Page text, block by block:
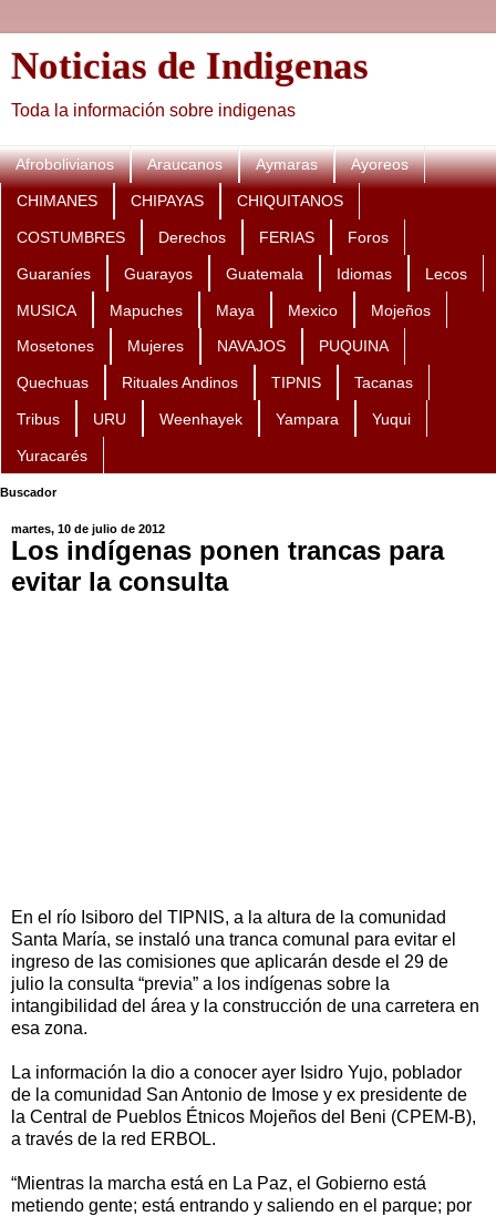
Noticias de Indigenas
Toda la información sobre indigenas
Afrobolivianos Araucanos Aymaras Ayoreos
CHIMANES CHIPAYAS CHIQUITANOS
COSTUMBRES Derechos FERIAS Foros
Guaraníes Guarayos Guatemala Idiomas Lecos
MUSICA Mapuches Maya Mexico Mojeños
Mosetones Mujeres NAVAJOS PUQUINA
Quechuas Rituales Andinos TIPNIS Tacanas
Tribus URU Weenhayek Yampara Yuqui
Yuracarés
Buscador
martes, 10 de julio de 2012
Los indígenas ponen trancas para
evitar la consulta
En el río Isiboro del TIPNIS, a la altura de la comunidad
Santa María, se instaló una tranca comunal para evitar el
ingreso de las comisiones que aplicarán desde el 29 de
julio la consulta “previa” a los indígenas sobre la
intangibilidad del área y la construcción de una carretera en
esa zona.
La información la dio a conocer ayer Isidro Yujo, poblador
de la comunidad San Antonio de Imose y ex presidente de
la Central de Pueblos Étnicos Mojeños del Beni (CPEM-B),
a través de la red ERBOL.
“Mientras la marcha está en La Paz, el Gobierno está
metiendo gente; está entrando y saliendo en el parque; por